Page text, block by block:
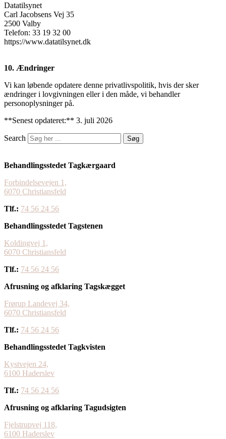
Datatilsynet
Carl Jacobsens Vej 35
2500 Valby
Telefon: 33 19 32 00
https://www.datatilsynet.dk
10. Ændringer
Vi kan løbende opdatere denne privatlivspolitik, hvis der sker
ændringer i lovgivningen eller i den måde, vi behandler
personoplysninger på.
**Senest opdateret:** 3. juli 2026
Search Søg
Behandlingsstedet Tagkærgaard
Forbindelsevejen 1,
6070 Christiansfeld
Tlf.: 74 56 24 56
Behandlingsstedet Tagstenen
Koldingvej 1,
​6070 Christiansfeld
Tlf.: 74 56 24 56
Afrusning og afklaring Tagskægget
Frørup Landevej 34,
6070 Christiansfeld
Tlf.: 74 56 24 56
Behandlingsstedet Tagkvisten
Kystvejen 24,
​6100 Haderslev
Tlf.: 74 56 24 56
Afrusning og afklaring Tagudsigten
Fjelstrupvej 118,
​6100 Haderslev